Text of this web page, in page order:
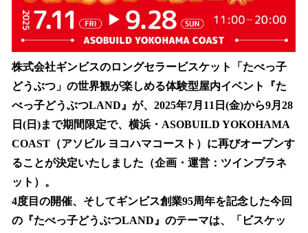
株式会社ギンビスのロングセラービスケット「たべっ子
どうぶつ」の世界観が楽しめる体験型屋内イベント『た
べっ子どうぶつLAND』が、2025年7月11日(金)から9月28
日(日)まで期間限定で、横浜・ASOBUILD YOKOHAMA
COAST（アソビル ヨコハマコースト）に再びオープンす
ることが決定いたしました（企画・運営：ツインプラネ
ット）。
4度目の開催、そしてギンビス創業95周年を記念した今回
の『たべっ子どうぶつLAND』のテーマは、「ビスケッ